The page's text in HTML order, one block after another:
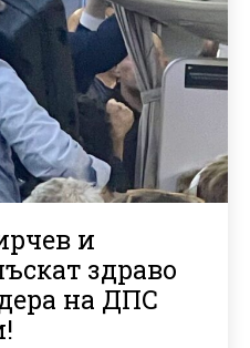
и
здраво
на ДПС